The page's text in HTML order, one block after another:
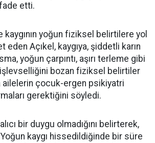
etti.
kaygının yoğun fiziksel belirtilere yol
eden Açıkel, kaygıya, şiddetli karın
yoğun çarpıntı, aşırı terleme gibi
bozan fiziksel belirtiler
ailelerin çocuk-ergen psikiyatri
gerektiğini söyledi.
bir duygu olmadığını belirterek,
kaygı hissedildiğinde bir süre